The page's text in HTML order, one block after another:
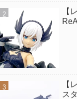
【
【
ス